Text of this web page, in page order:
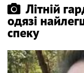
Літній
одязі
спеку